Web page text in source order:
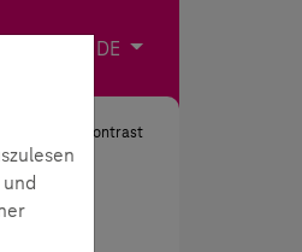
DE Sprache wählen
Kontrast